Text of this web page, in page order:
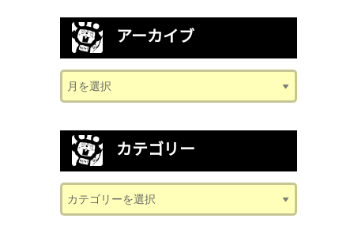
アーカイブ
カテゴリー